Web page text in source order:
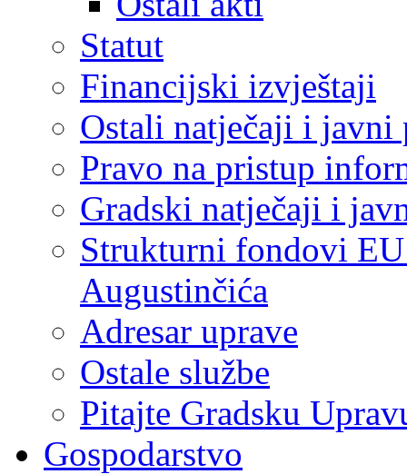
Statut
Financijski izvještaji
Ostali natječaji i javni
Pravo na pristup
Gradski natječaji i
Strukturni fondovi
Augustinčića
Adresar uprave
Ostale službe
Pitajte Gradsku
Gospodarstvo